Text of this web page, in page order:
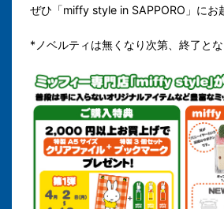
ぜひ「miffy style in SAPPORO 」にお
*ノベルティは無くなり次第、終了とな